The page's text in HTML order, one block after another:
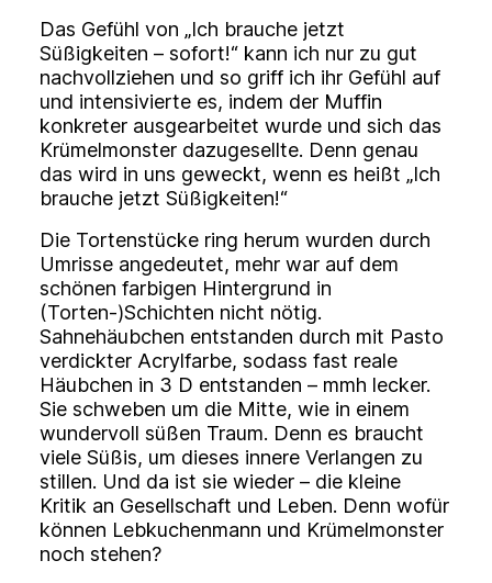
Das Gefühl von „Ich brauche jetzt
Süßigkeiten – sofort!“ kann ich nur zu gut
nachvollziehen und so griff ich ihr Gefühl auf
und intensivierte es, indem der Muffin
konkreter ausgearbeitet wurde und sich das
Krümelmonster dazugesellte. Denn genau
das wird in uns geweckt, wenn es heißt „Ich
brauche jetzt Süßigkeiten!“
Die Tortenstücke ring herum wurden durch
Umrisse angedeutet, mehr war auf dem
schönen farbigen Hintergrund in
(Torten-)Schichten nicht nötig.
Sahnehäubchen entstanden durch mit Pasto
verdickter Acrylfarbe, sodass fast reale
Häubchen in 3 D entstanden – mmh lecker.
Sie schweben um die Mitte, wie in einem
wundervoll süßen Traum. Denn es braucht
viele Süßis, um dieses innere Verlangen zu
stillen. Und da ist sie wieder – die kleine
Kritik an Gesellschaft und Leben. Denn wofür
können Lebkuchenmann und Krümelmonster
noch stehen?